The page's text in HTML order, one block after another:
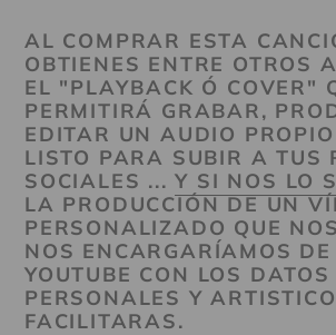
producto
a
tu
carrito
AL COMPRAR ESTA
OBTIENES ENTRE OTROS
EL "PLAYBACK Ó COVER"
PERMITIRÁ GRABAR,
EDITAR UN AUDIO
LISTO PARA SUBIR A TUS
SOCIALES ... Y SI NOS LO
LA PRODUCCIÓN DE UN
PERSONALIZADO QUE
NOS ENCARGARÍAMOS
YOUTUBE CON LOS DATOS
PERSONALES Y
FACILITARAS.